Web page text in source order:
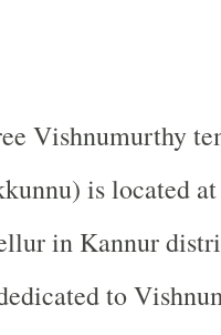
Vishnumurthy
is located at
in Kannur
to